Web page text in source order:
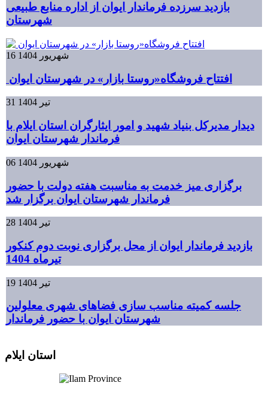
بازدید سرزده فرماندار ایوان از اداره منابع طبیعی
شهرستان
16 شهریور 1404
افتتاح فروشگاه«روستا بازار» در شهرستان ایوان
31 تیر 1404
دیدار مدیرکل بنیاد شهید و امور ایثارگران استان ایلام با
فرماندار شهرستان ایوان
06 شهریور 1404
برگزاری میز خدمت به مناسبت هفته دولت با حضور
فرماندار شهرستان ایوان برگزار شد
28 تیر 1404
بازدید فرماندار ایوان از محل برگزاری نوبت دوم کنکور
تیرماه 1404
19 تیر 1404
جلسه کمیته مناسب سازی فضاهای شهری معلولین
شهرستان ایوان با حضور فرماندار
استان ایلام